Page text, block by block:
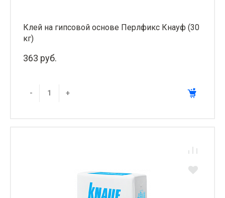
Клей на гипсовой основе Перлфикс Кнауф (30
кг)
363 руб.
- +